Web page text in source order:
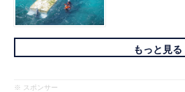
もっと見る
※ スポンサー